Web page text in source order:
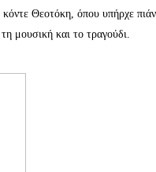
Θεοτόκη, όπου υπήρχε
μουσική και το τραγούδι.